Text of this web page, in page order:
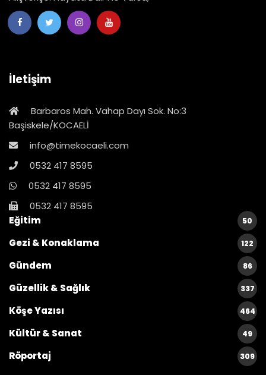
İletişim
Barbaros Mah. Vahap Dayı Sok. No:3
Başiskele/KOCAELİ
info@timekocaeli.com
0532 417 8595
0532 417 8595
0532 417 8595
Eğitim
50
Gezi & Konaklama 122
Gündem 86
Güzellik & Sağlık 337
Köşe Yazısı 464
Kültür & Sanat 49
Röportaj 309